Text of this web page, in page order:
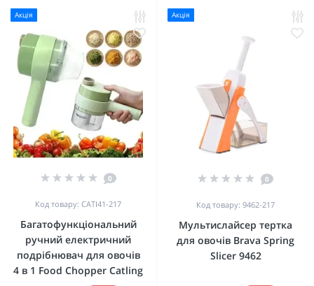
Акція
0
Код товару: CATI41-217
Багатофункціональний
ручний електричний
подрібнювач для овочів
4 в 1 Food Chopper Catling
Акція
0
Код товару: 9462-217
Мультислайсер тертка
для овочів Brava Spring
Slicer 9462